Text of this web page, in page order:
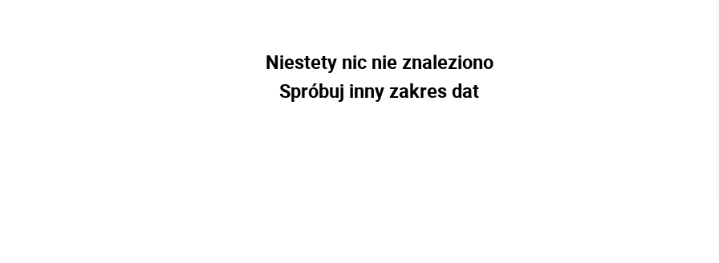
Niestety nic nie znaleziono
Spróbuj inny zakres dat